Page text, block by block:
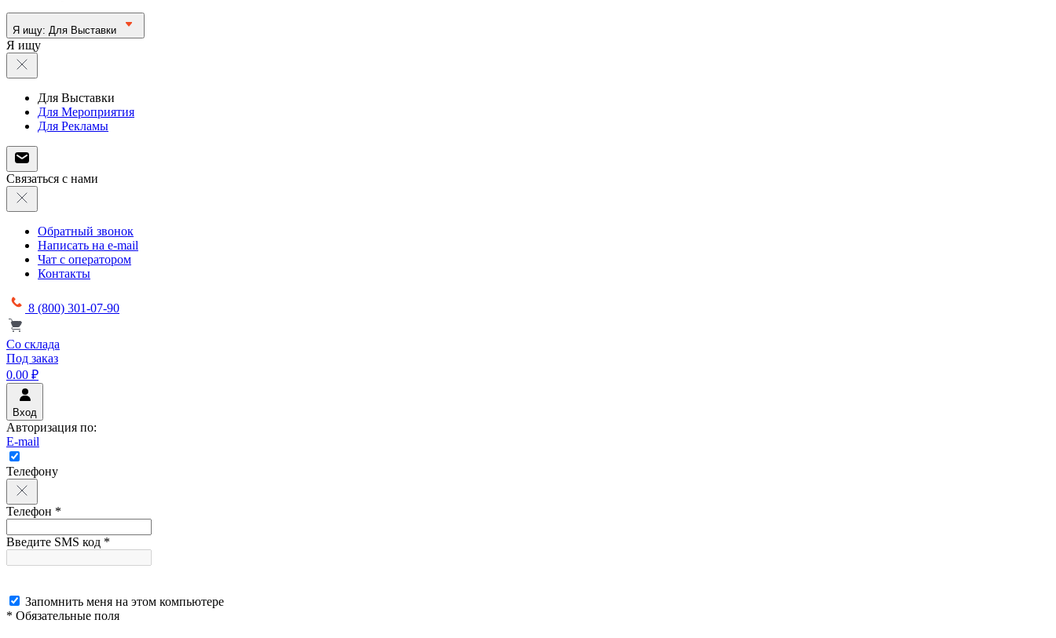
Я ищу: Для Выставки
Я ищу
Для Выставки
Для Мероприятия
Для Рекламы
Связаться с нами
Обратный звонок
Написать на e-mail
Чат с оператором
Контакты
8 (800) 301-07-90
Со склада
Под заказ
0.00 ₽
Вход
Авторизация по:
E-mail
Телефону
Телефон *
Введите SMS код *
Запомнить меня на этом компьютере
* Обязательные поля